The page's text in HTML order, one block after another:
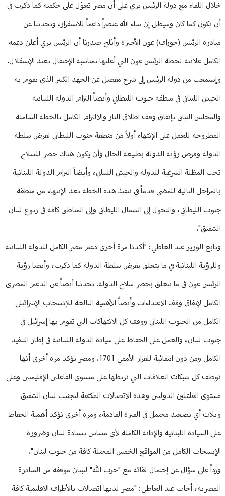
خلال اللقاء مع دولة الرئيس بري على أن مصر تعوّل على حكمته كما ذكرت في
أن يكون كما كان وسيظل إن شاء الله عنصراً داعماً للاستقرار، وتحدثنا عن
مبادرة الرئيس (جوزاف) عون الأخيرة وأثلج صدرنا أن الرئيس بري أعلن دعمه
الكامل علانية لخطة الرئيس عون التي أعلنها بمناسبة الإحتفال بعيد الإستقلال.
وإستمعت من دولة الرئيس إلى شرح مفصل عن الجهد الكبير الذي يقوم به
الجيش اللبناني في منطقة جنوب الليطاني وأيضاً التزام الدولة اللبنانية
والمجلس النيابي بإتفاق وقف اطلاق النار والالتزام الكامل بالخطة الشاملة
المطروحة للعمل على الإنتهاء أولاً من منطقة جنوب الليطاني لفرض سلطة
الدولة وفرض رؤية الدولة بطبيعة الحال وأن يكون هناك حصر للسلاح
تحت المظلة الشرعية للدولة والجيش اللبناني، وأيضاً التزام الدولة اللبنانية
بالمراحل التالية للمضي قدماً في تنفيذ هذه الخطة بعد الإنتهاء من منطقة
جنوب الليطاني، والتحول إلى الشمال الليطاني وإلى المناطق كافة في ربوع لبنان
الشقيق".
وتابع الوزير عبد العاطي: "أكدنا مرة أخرى دعم مصر الكامل للدولة اللبنانية
وللرؤية اللبنانية في ما يتعلق بفرض سلطة الدولة كما ذكرت، وأيضا رؤية
الرئيس عون في ما يتعلق بحصر سلاح الدولة. تحدثنا أيضاً عن الدعم المصري
الكامل لإتفاق وقف الاعتداءات وأيضاً الأهمية البالغة للإنسحاب الإسرائيلي
الكامل من الجنوب اللبناني ووقف كل الانتهاكات التي تقوم بها إسرائيل في
جنوب لبنان، والعمل على الحفاظ على سيادة الدولة اللبنانية في إطار التنفيذ
الكامل ومن دون انتقائية للقرار الأممي 1701. ومصر تؤكد مرة أخرى أنها
توظف كل شبكات العلاقات التي تربطها على مستوى الفاعلين الإقليميين وعلى
مستوى الفاعلين الدوليين وهذه الاتصالات المكثفة لتجنيب لبنان الشقيق
ويلات أي تصعيد محتمل في الفترة القادمة، ومرة أخرى نؤكد أهمية الحفاظ
على السيادة اللبنانية والإدانة الكاملة لأي مساس بسيادة لبنان وضرورة
الإنسحاب الكامل من المواقع الخمس المحتلة كافة من جنوب لبنان".
ورداً على سؤال عن إحتمال لقائه مع "حزب الله" لتبيان موقفه من المبادرة
المصرية، أجاب عبد العاطي: "مصر لديها اتصالات بالأطراف الاقليمية كافة